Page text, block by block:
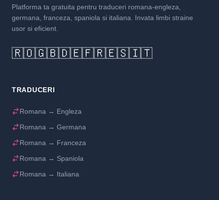
Platforma ta gratuita pentru traduceri romana-engleza,
germana, franceza, spaniola si italiana. Invata limbi straine
usor si eficient.
🇷🇴🇬🇧🇩🇪🇫🇷🇪🇸🇮🇹
TRADUCERI
Romana → Engleza
Romana → Germana
Romana → Franceza
Romana → Spaniola
Romana → Italiana